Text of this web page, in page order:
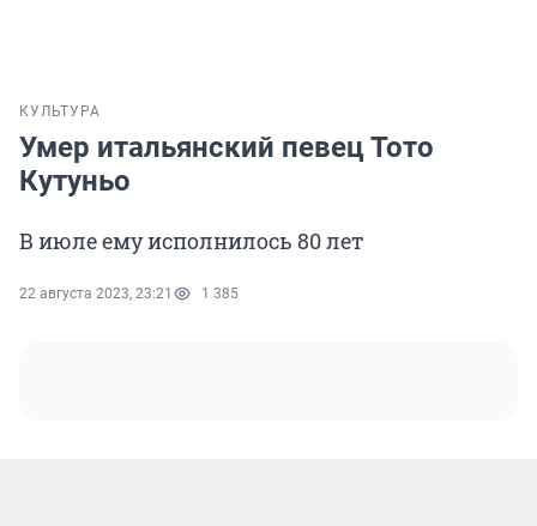
КУЛЬТУРА
Умер итальянский певец Тото
Кутуньо
В июле ему исполнилось 80 лет
22 августа 2023, 23:21 1 385